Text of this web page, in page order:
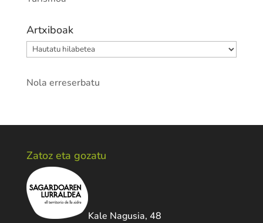
Artxiboak
Artxiboak
Nola erreserbatu
Zatoz eta gozatu
Kale Nagusia, 48